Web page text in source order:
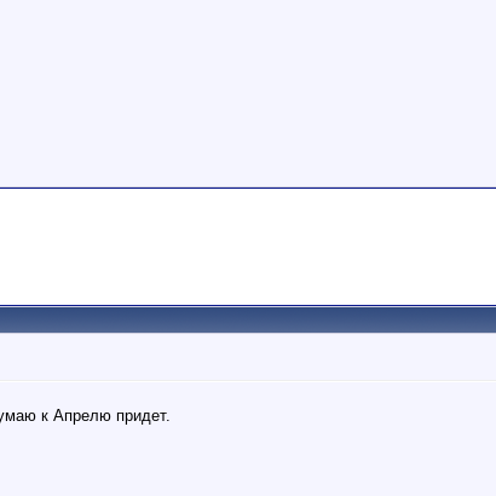
к Апрелю придет.